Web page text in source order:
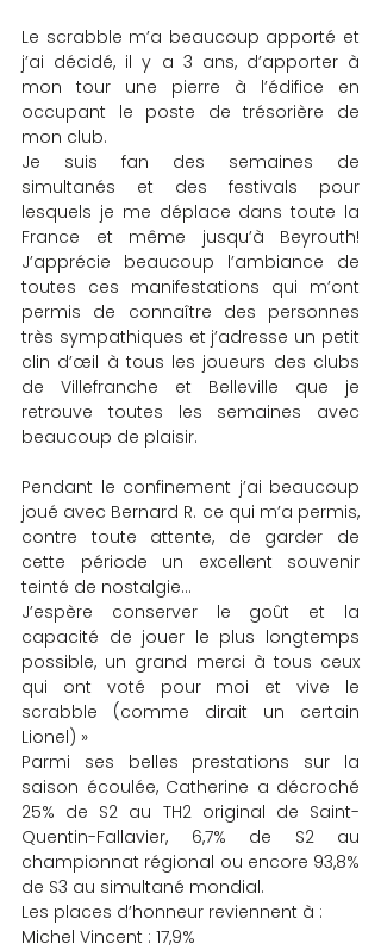
Le scrabble m’a beaucoup apporté et
j’ai décidé, il y a 3 ans, d’apporter à
mon tour une pierre à l’édifice en
occupant le poste de trésorière de
mon club.
Je suis fan des semaines de
simultanés et des festivals pour
lesquels je me déplace dans toute la
France et même jusqu’à Beyrouth!
J’apprécie beaucoup l’ambiance de
toutes ces manifestations qui m’ont
permis de connaître des personnes
très sympathiques et j’adresse un petit
clin d’œil à tous les joueurs des clubs
de Villefranche et Belleville que je
retrouve toutes les semaines avec
beaucoup de plaisir.
Pendant le confinement j’ai beaucoup
joué avec Bernard R. ce qui m’a permis,
contre toute attente, de garder de
cette période un excellent souvenir
teinté de nostalgie…
J’espère conserver le goût et la
capacité de jouer le plus longtemps
possible, un grand merci à tous ceux
qui ont voté pour moi et vive le
scrabble (comme dirait un certain
Lionel) »
Parmi ses belles prestations sur la
saison écoulée, Catherine a décroché
25% de S2 au TH2 original de Saint-
Quentin-Fallavier, 6,7% de S2 au
championnat régional ou encore 93,8%
de S3 au simultané mondial.
Les places d’honneur reviennent à :
Michel Vincent : 17,9%